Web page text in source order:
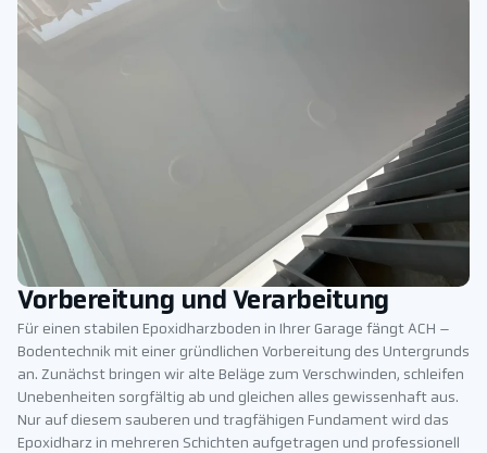
Vorbereitung und Verarbeitung
Für einen stabilen Epoxidharzboden in Ihrer Garage fängt ACH –
Bodentechnik mit einer gründlichen Vorbereitung des Untergrunds
an. Zunächst bringen wir alte Beläge zum Verschwinden, schleifen
Unebenheiten sorgfältig ab und gleichen alles gewissenhaft aus.
Nur auf diesem sauberen und tragfähigen Fundament wird das
Epoxidharz in mehreren Schichten aufgetragen und professionell